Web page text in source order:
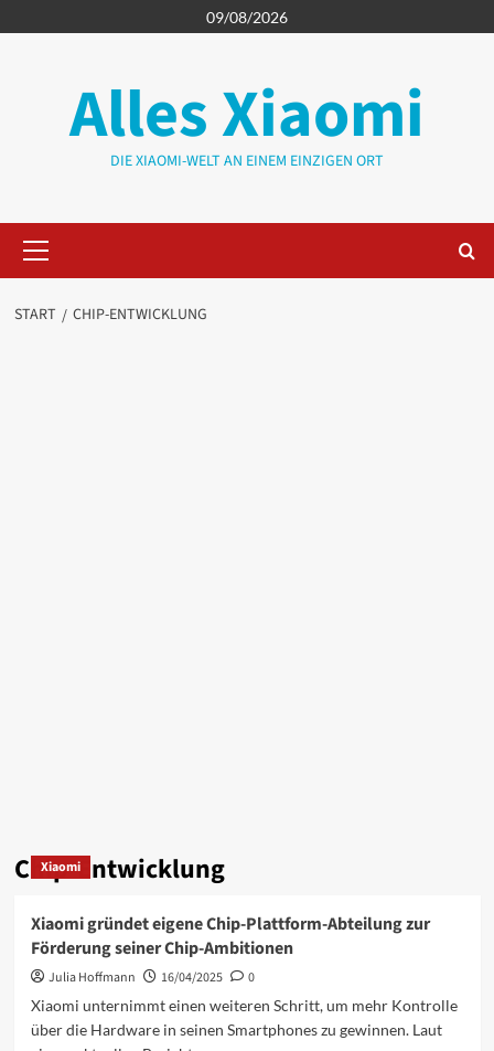
Inhalt
09/08/2026
Alles Xiaomi
DIE XIAOMI-WELT AN EINEM EINZIGEN ORT
Menü
START CHIP-ENTWICKLUNG
Chip-Entwicklung
Xiaomi
Xiaomi gründet eigene Chip-Plattform-Abteilung zur
Förderung seiner Chip-Ambitionen
Julia Hoffmann 16/04/2025
0
Xiaomi unternimmt einen weiteren Schritt, um mehr Kontrolle
über die Hardware in seinen Smartphones zu gewinnen. Laut